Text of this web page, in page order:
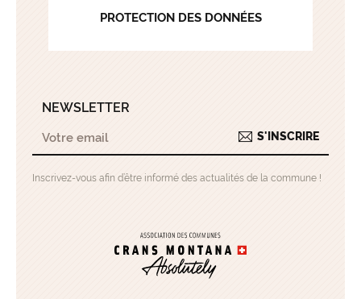
PROTECTION DES DONNÉES
NEWSLETTER
S'INSCRIRE
Inscrivez-vous afin d’être informé des actualités de la commune !